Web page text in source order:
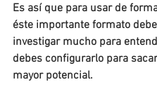
Es así que para usar de
éste importante formato
investigar mucho para
debes configurarlo para
mayor potencial.